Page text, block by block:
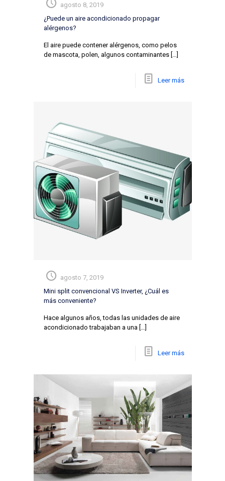
agosto 8, 2019
¿Puede un aire acondicionado propagar
alérgenos?
El aire puede contener alérgenos, como pelos
de mascota, polen, algunos contaminantes[…]
Leer más
agosto 7, 2019
Mini split convencional VS Inverter, ¿Cuál es
más conveniente?
Hace algunos años, todas las unidades de aire
acondicionado trabajaban a una[…]
Leer más